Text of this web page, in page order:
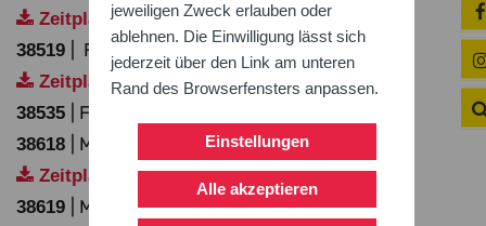
jeweiligen Zweck erlauben oder
ablehnen. Die Einwilligung lässt sich
jederzeit über den Link am unteren
Rand des Browserfensters anpassen.
Einstellungen
Alle akzeptieren
Zeitplan
38519
| Frauen Ü 19
Zeitplan
38535
| Frauen Ü 35
38618 | Mixed Jugend U 18
Zeitplan
38619
| Mixed Erwachsene Ü 19